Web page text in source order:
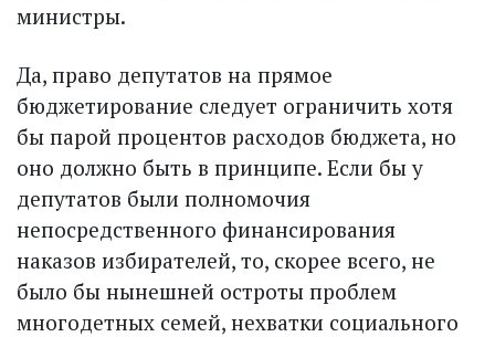
министры.
Да, право депутатов на прямое
бюджетирование следует ограничить хотя
бы парой процентов расходов бюджета, но
оно должно быть в принципе. Если бы у
депутатов были полномочия
непосредственного финансирования
наказов избирателей, то, скорее всего, не
было бы нынешней остроты проблем
многодетных семей, нехватки социального